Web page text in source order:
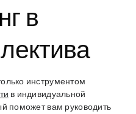
в
инструментом
в индивидуальной
поможет вам руководить